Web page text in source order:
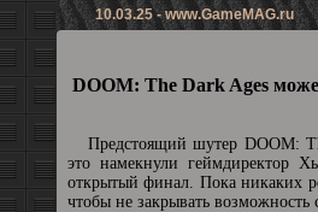
10.03.25 -www.GameMAG.ru
DOOM: The Dark Ages
Предстоящий шутер DOOM:
это намекнули геймдиректор
открытый финал. Пока никаких
чтобы не закрывать